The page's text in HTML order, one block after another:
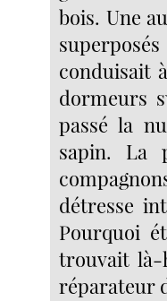
bois. Une
conduisait
dormeurs
passé la
sapin. La
détresse
Pourquoi
trouvait là-
réparateur